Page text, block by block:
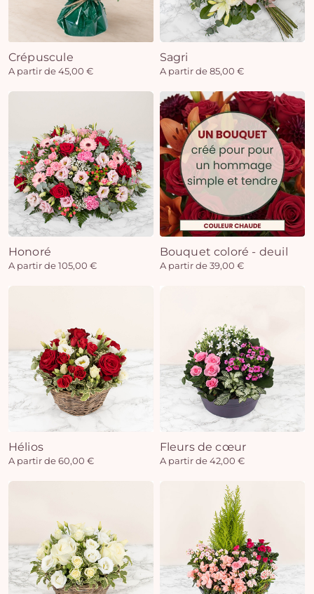
Crépuscule
A partir de 45,00 €
Sagri
A partir de 85,00 €
Honoré
A partir de 105,00 €
Bouquet coloré - deuil
A partir de 39,00 €
Hélios
A partir de 60,00 €
Fleurs de cœur
A partir de 42,00 €